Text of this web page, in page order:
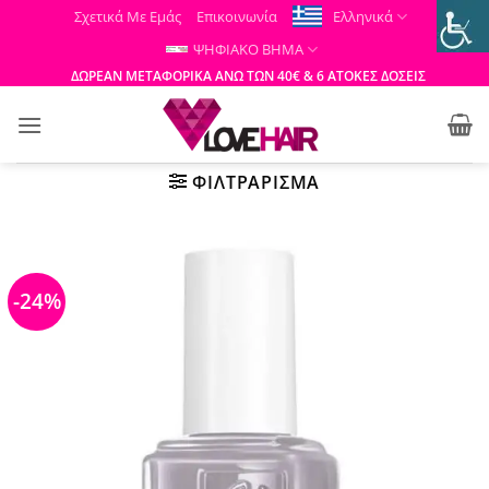
Μετάβαση
περιεχόμενο
Σχετικά Με Εμάς Επικοινωνία
Ελληνικά
ΨΗΦΙΑΚΟ ΒΗΜΑ
ΔΩΡΕΑΝ ΜΕΤΑΦΟΡΙΚΑ ΑΝΩ ΤΩΝ 40€ & 6 ΑΤΟΚΕΣ ΔΟΣΕΙΣ
ΦΙΛΤΡΆΡΙΣΜΑ
-24%